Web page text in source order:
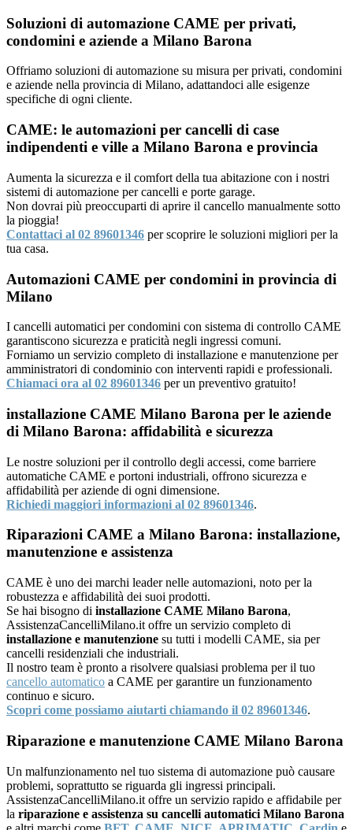
Soluzioni di automazione CAME per privati,
condomini e aziende a Milano Barona
Offriamo soluzioni di automazione su misura per privati, condomini
e aziende nella provincia di Milano, adattandoci alle esigenze
specifiche di ogni cliente.
CAME: le automazioni per cancelli di case
indipendenti e ville a Milano Barona e provincia
Aumenta la sicurezza e il comfort della tua abitazione con i nostri
sistemi di automazione per cancelli e porte garage.
Non dovrai più preoccuparti di aprire il cancello manualmente sotto
la pioggia!
Contattaci al 02 89601346 per scoprire le soluzioni migliori per la
tua casa.
Automazioni CAME per condomini in provincia di
Milano
I cancelli automatici per condomini con sistema di controllo CAME
garantiscono sicurezza e praticità negli ingressi comuni.
Forniamo un servizio completo di installazione e manutenzione per
amministratori di condominio con interventi rapidi e professionali.
Chiamaci ora al 02 89601346 per un preventivo gratuito!
installazione CAME Milano Barona per le aziende
di Milano Barona: affidabilità e sicurezza
Le nostre soluzioni per il controllo degli accessi, come barriere
automatiche CAME e portoni industriali, offrono sicurezza e
affidabilità per aziende di ogni dimensione.
Richiedi maggiori informazioni al 02 89601346.
Riparazioni CAME a Milano Barona: installazione,
manutenzione e assistenza
CAME è uno dei marchi leader nelle automazioni, noto per la
robustezza e affidabilità dei suoi prodotti.
Se hai bisogno di installazione CAME Milano Barona,
AssistenzaCancelliMilano.it offre un servizio completo di
installazione e manutenzione su tutti i modelli CAME, sia per
cancelli residenziali che industriali.
Il nostro team è pronto a risolvere qualsiasi problema per il tuo
cancello automatico a CAME per garantire un funzionamento
continuo e sicuro.
Scopri come possiamo aiutarti chiamando il 02 89601346.
Riparazione e manutenzione CAME Milano Barona
Un malfunzionamento nel tuo sistema di automazione può causare
problemi, soprattutto se riguarda gli ingressi principali.
AssistenzaCancelliMilano.it offre un servizio rapido e affidabile per
la riparazione e assistenza su cancelli automatici Milano Barona